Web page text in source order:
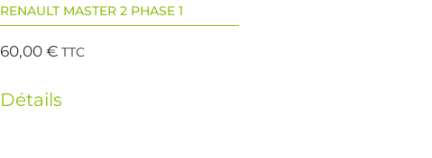
RENAULT MASTER 2 PHASE 1
60,00€ TTC
Détails